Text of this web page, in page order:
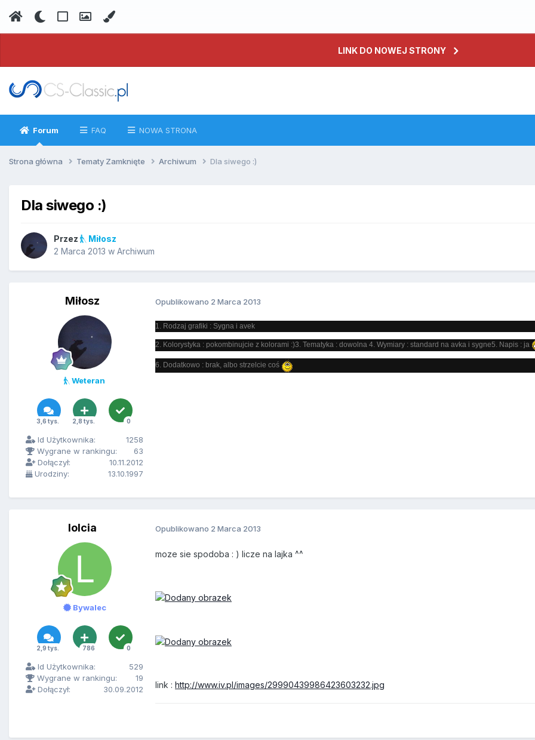
LINK DO NOWEJ STRONY
Forum FAQ NOWA STRONA
Strona główna Tematy Zamknięte Archiwum Dla siwego :)
Dla siwego :)
Przez
Miłosz
2 Marca 2013 w Archiwum
Miłosz
Weteran
3,6 tys. 2,8 tys. 0
Id Użytkownika:
1258
Wygrane w rankingu:
63
Dołączył:
10.11.2012
Urodziny:
13.10.1997
Opublikowano 2 Marca 2013
1. Rodzaj grafiki : Sygna i avek
2. Kolorystyka : pokombinujcie z kolorami :)3. Tematyka : dowolna 4. Wymiary : standard na avka i sygne5. Napis : ja
6. Dodatkowo : brak, albo strzelcie coś
lolcia
Bywalec
2,9 tys. 786 0
Id Użytkownika:
529
Wygrane w rankingu:
19
Dołączył:
30.09.2012
Opublikowano 2 Marca 2013
moze sie spodoba : ) licze na lajka ^^
link : http://www.iv.pl/images/29990439986423603232.jpg